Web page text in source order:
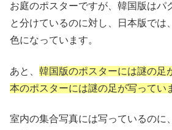
お庭のポスターですが、韓国版はパ
と分けているのに対し、日本版では
色になっています。
あと、 韓国版のポスターには謎の足
本のポスターには謎の足が写ってい
室内の集合写真には写っているのに